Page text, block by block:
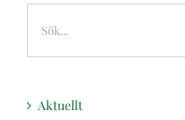
Sök
efter:
Aktuellt